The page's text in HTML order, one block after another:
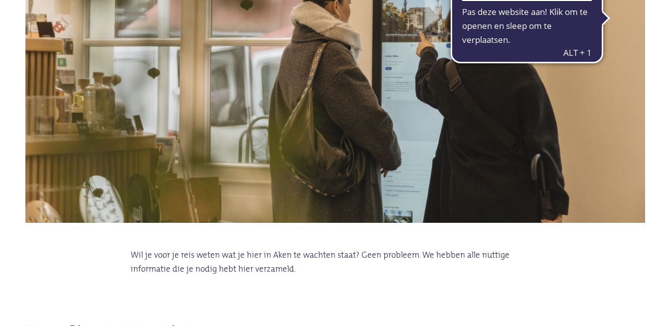
Wil je voor je reis weten wat je hier in Aken te wachten staat? Geen probleem. We hebben alle nuttige
informatie die je nodig hebt hier verzameld.